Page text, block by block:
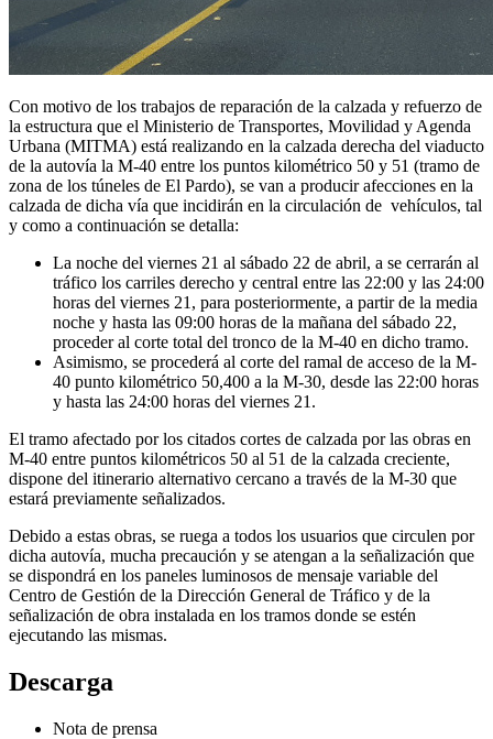
Con motivo de los trabajos de reparación de la calzada y refuerzo de
la estructura que el Ministerio de Transportes, Movilidad y Agenda
Urbana (MITMA) está realizando en la calzada derecha del viaducto
de la autovía la M-40 entre los puntos kilométrico 50 y 51 (tramo de
zona de los túneles de El Pardo), se van a producir afecciones en la
calzada de dicha vía que incidirán en la circulación de vehículos, tal
y como a continuación se detalla:
La noche del viernes 21 al sábado 22 de abril, a se cerrarán al
tráfico los carriles derecho y central entre las 22:00 y las 24:00
horas del viernes 21, para posteriormente, a partir de la media
noche y hasta las 09:00 horas de la mañana del sábado 22,
proceder al corte total del tronco de la M-40 en dicho tramo.
Asimismo, se procederá al corte del ramal de acceso de la M-
40 punto kilométrico 50,400 a la M-30, desde las 22:00 horas
y hasta las 24:00 horas del viernes 21.
El tramo afectado por los citados cortes de calzada por las obras en
M-40 entre puntos kilométricos 50 al 51 de la calzada creciente,
dispone del itinerario alternativo cercano a través de la M-30 que
estará previamente señalizados.
Debido a estas obras, se ruega a todos los usuarios que circulen por
dicha autovía, mucha precaución y se atengan a la señalización que
se dispondrá en los paneles luminosos de mensaje variable del
Centro de Gestión de la Dirección General de Tráfico y de la
señalización de obra instalada en los tramos donde se estén
ejecutando las mismas.
Descarga
Nota de prensa